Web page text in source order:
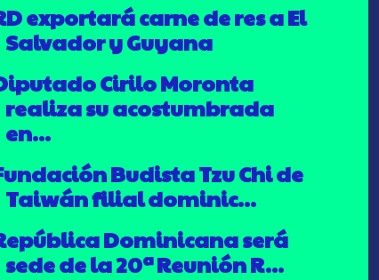
exportará carne de res a El
Salvador y Guyana
Cirilo Moronta
realiza su acostumbrada
en...
Budista Tzu Chi de
Taiwán filial dominic...
Dominicana será
sede de la 20ª Reunión R...